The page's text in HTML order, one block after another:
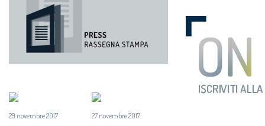
29 novembre 2017 27 novembre 2017